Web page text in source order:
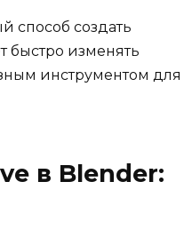
способ создать
быстро изменять
инструментом для
в Blender: